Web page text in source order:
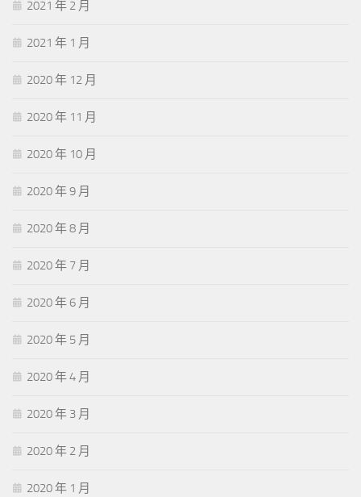
2021 年 2 月
2021 年 1 月
2020 年 12 月
2020 年 11 月
2020 年 10 月
2020 年 9 月
2020 年 8 月
2020 年 7 月
2020 年 6 月
2020 年 5 月
2020 年 4 月
2020 年 3 月
2020 年 2 月
2020 年 1 月